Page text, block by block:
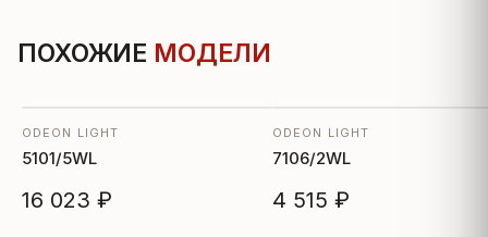
ПОХОЖИЕ МОДЕЛИ
ODEON LIGHT
5101/5WL
16 023 ₽
ODEON LIGHT
7106/2WL
4 515 ₽